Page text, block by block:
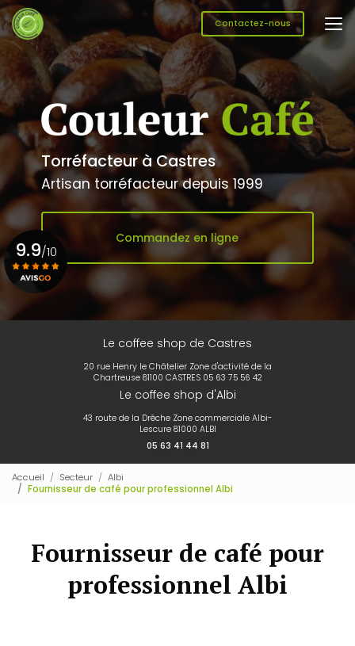
Aller
au
contenu
principal
Contactez-nous
Torréfacteur à Castres
Artisan torréfacteur depuis 1999
Commandez en ligne
Le coffee shop de Castres
20 rue Henry le Châtelier Zone d'activité de la
Chartreuse 81100 CASTRES 05 63 75 56 42
Le coffee shop d'Albi
43 route de la Drêche Zone commerciale Albi-
Lescure 81000 ALBI
05 63 41 44 81
9.9/10
Accueil Secteur
Albi
Fournisseur de café pour professionnel Albi
Fournisseur de café pour
professionnel Albi